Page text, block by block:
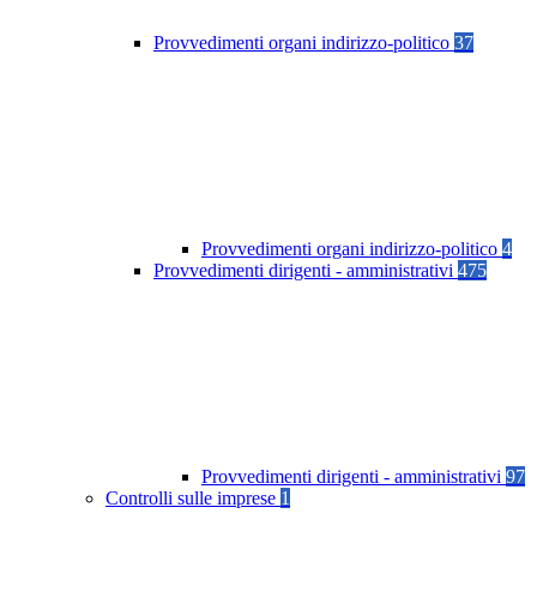
Provvedimenti organi indirizzo-politico 37
Provvedimenti organi indirizzo-politico 4
Provvedimenti dirigenti - amministrativi 475
Provvedimenti dirigenti - amministrativi 97
Controlli sulle imprese 1